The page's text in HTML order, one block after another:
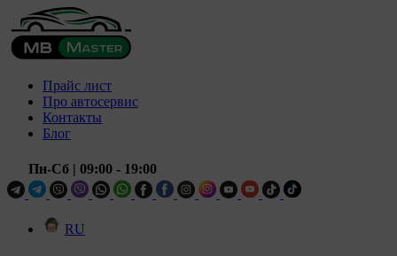
Прайс лист
Про автосервис
Контакты
Блог
Пн-Сб | 09:00 - 19:00
RU